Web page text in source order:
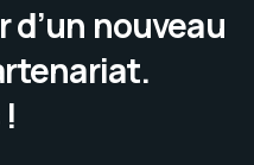
d’un nouveau